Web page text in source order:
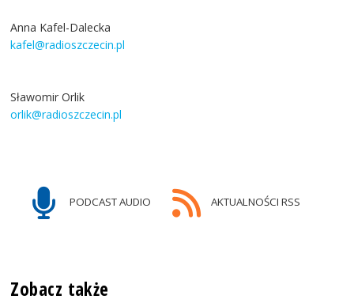
Anna Kafel-Dalecka
kafel@radioszczecin.pl
Sławomir Orlik
orlik@radioszczecin.pl
PODCAST AUDIO AKTUALNOŚCI RSS
Zobacz także